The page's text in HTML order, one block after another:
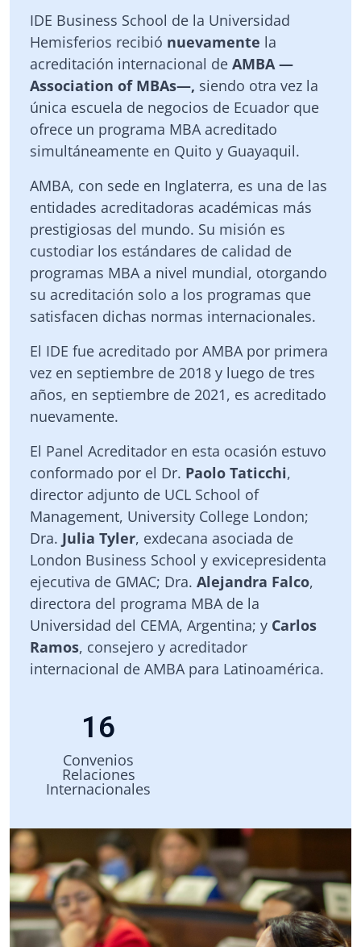
IDE Business School de la Universidad
Hemisferios recibió nuevamente la
acreditación internacional de AMBA —
Association of MBAs—, siendo otra vez la
única escuela de negocios de Ecuador que
ofrece un programa MBA acreditado
simultáneamente en Quito y Guayaquil.
AMBA, con sede en Inglaterra, es una de las
entidades acreditadoras académicas más
prestigiosas del mundo. Su misión es
custodiar los estándares de calidad de
programas MBA a nivel mundial, otorgando
su acreditación solo a los programas que
satisfacen dichas normas internacionales.
El IDE fue acreditado por AMBA por primera
vez en septiembre de 2018 y luego de tres
años, en septiembre de 2021, es acreditado
nuevamente.
El Panel Acreditador en esta ocasión estuvo
conformado por el Dr. Paolo Taticchi,
director adjunto de UCL School of
Management, University College London;
Dra. Julia Tyler, exdecana asociada de
London Business School y exvicepresidenta
ejecutiva de GMAC; Dra. Alejandra Falco,
directora del programa MBA de la
Universidad del CEMA, Argentina; y Carlos
Ramos, consejero y acreditador
internacional de AMBA para Latinoamérica.
1 6
Convenios
Relaciones
Internacionales